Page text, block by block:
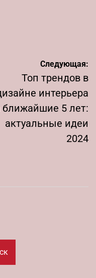
Следующая:
Топ трендов в
интерьера
ближайшие 5 лет:
актуальные идеи
2024